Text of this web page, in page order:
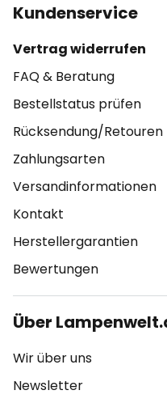
Kundenservice
Vertrag widerrufen
FAQ & Beratung
Bestellstatus prüfen
Rücksendung/Retouren
Zahlungsarten
Versandinformationen
Kontakt
Herstellergarantien
Bewertungen
Über
Wir über uns
Newsletter